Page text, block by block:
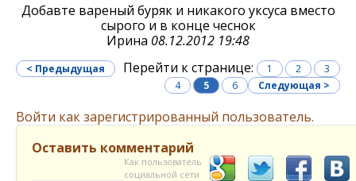
Добавте вареный буряк и никакого уксуса вместо
сырого и в конце чеснок
Ирина 08.12.2012 19:48
Перейти к странице:
< Предыдущая 1 2
3
4
5 6 Следующая >
Войти как зарегистрированный пользователь.
Оставить комментарий
Как пользователь
социальной сети